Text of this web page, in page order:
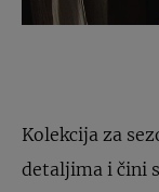
Kolekcija za
detaljima i čini